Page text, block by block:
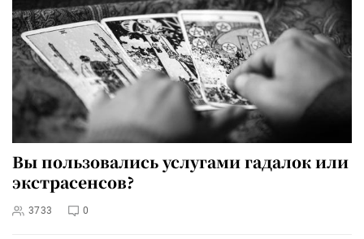
Вы пользовались услугами гадалок или
экстрасенсов?
3733 0